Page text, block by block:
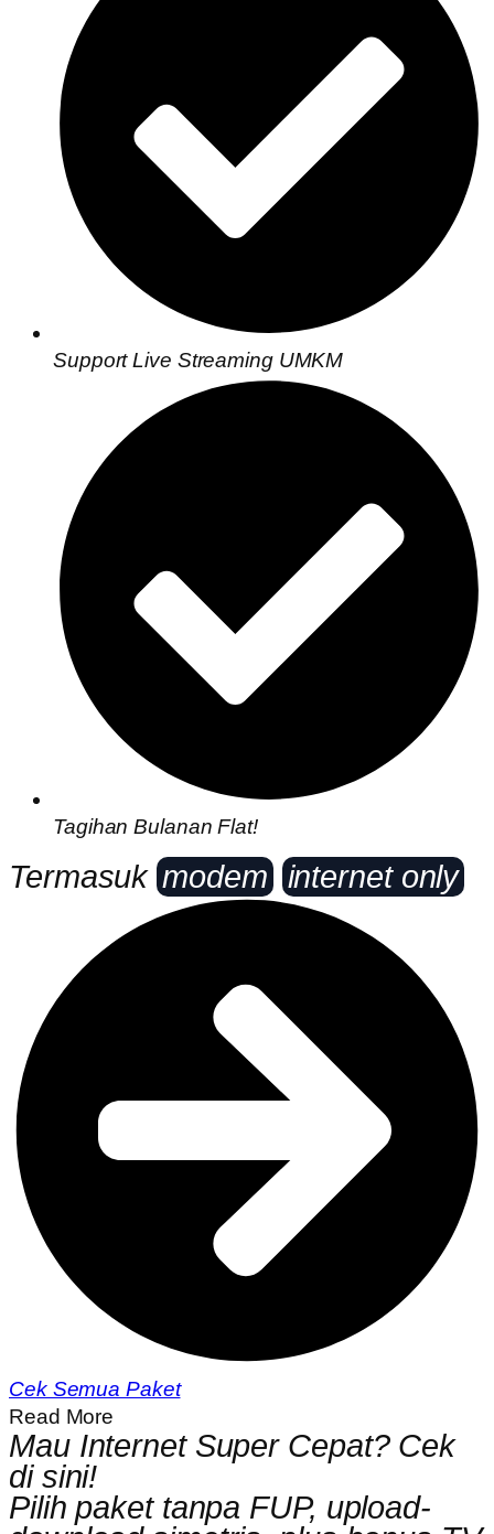
Support Live Streaming UMKM
Tagihan Bulanan Flat!
Termasukmodem internet only
Cek Semua Paket
Read More
Mau Internet Super Cepat? Cek
di sini!
Pilih paket tanpa FUP, upload-